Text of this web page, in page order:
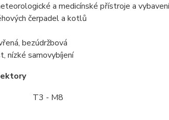
a medicínské přístroje a vybavení
čerpadel a kotlů
bezúdržbová
nízké samovybíjení
T3 - M8